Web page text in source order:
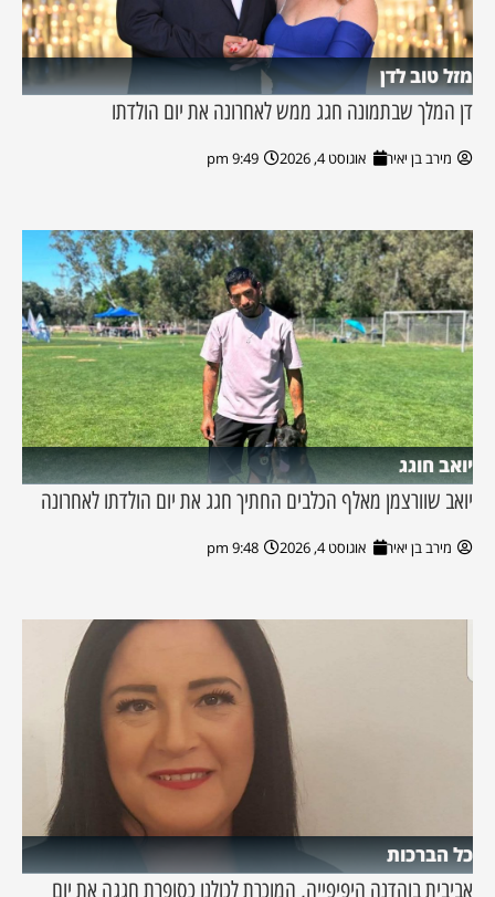
מזל טוב לדן
דן המלך שבתמונה חגג ממש לאחרונה את יום הולדתו
מירב בן יאיר אוגוסט 4, 2026 9:49 pm
יואב חוגג
יואב שוורצמן מאלף הכלבים החתיך חגג את יום הולדתו לאחרונה
מירב בן יאיר אוגוסט 4, 2026 9:48 pm
כל הברכות
אביבית בוהדנה היפיפייה, המוכרת לכולנו כסופרת חגגה את יום